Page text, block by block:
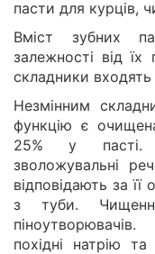
пасти для курців,
Вміст зубних
залежності від їх
складники
Незмінним
функцію є
25% у пасті.
зволожувальні
відповідають за її
з туби.
похідні натрію